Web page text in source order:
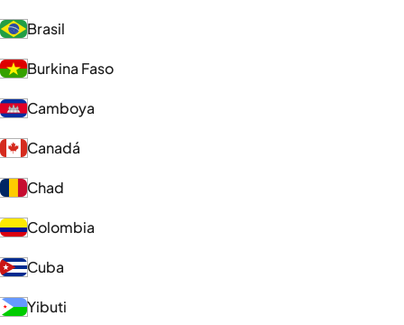
Brasil
Burkina Faso
Camboya
Canadá
Chad
Colombia
Cuba
Yibuti